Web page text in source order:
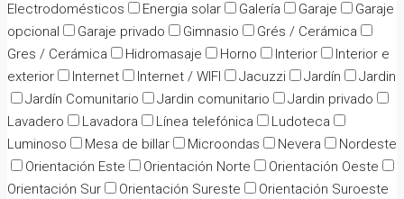
Electrodomésticos
Energia solar Galería Garaje
Garaje
opcional
Garaje privado Gimnasio
Grés / Cerámica
Gres / Cerámica
Hidromasaje Horno Interior
Interior e
exterior
Internet Internet / WIFI Jacuzzi Jardín
Jardin
Jardín Comunitario
Jardin comunitario
Jardin privado
Lavadero
Lavadora Línea telefónica
Ludoteca
Luminoso
Mesa de billar Microondas Nevera
Nordeste
Orientación Este
Orientación Norte
Orientación Oeste
Orientación Sur
Orientación Sureste
Orientación Suroeste